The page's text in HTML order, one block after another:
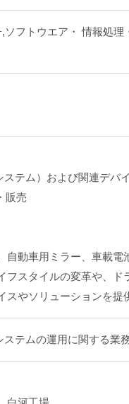
フトウエア・ 情報処理
テム）および関連デバ
販売
自動車用ミラー、車載電
フスタイルの変革や、ド
やソリューションを提
テムの運用に関する業